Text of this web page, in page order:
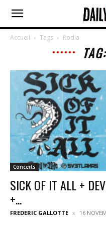
Accueil Tags Rodia
Concerts
SICK OF IT ALL +
+...
FREDERIC GALLOTTE 16